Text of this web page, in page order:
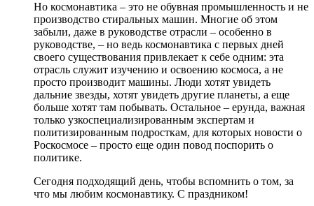
Но космонавтика – это не обувная промышленность и не
производство стиральных машин. Многие об этом
забыли, даже в руководстве отрасли – особенно в
руководстве, – но ведь космонавтика с первых дней
своего существования привлекает к себе одним: эта
отрасль служит изучению и освоению космоса, а не
просто производит машины. Люди хотят увидеть
дальние звезды, хотят увидеть другие планеты, а еще
больше хотят там побывать. Остальное – ерунда, важная
только узкоспециализированным экспертам и
политизированным подросткам, для которых новости о
Роскосмосе – просто еще один повод поспорить о
политике.
Сегодня подходящий день, чтобы вспомнить о том, за
что мы любим космонавтику. С праздником!